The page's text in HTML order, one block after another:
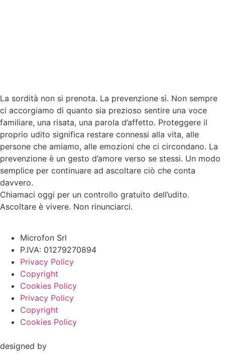
La sordità non si prenota. La prevenzione sì. Non sempre
ci accorgiamo di quanto sia prezioso sentire una voce
familiare, una risata, una parola d’affetto. Proteggere il
proprio udito significa restare connessi alla vita, alle
persone che amiamo, alle emozioni che ci circondano. La
prevenzione è un gesto d’amore verso se stessi. Un modo
semplice per continuare ad ascoltare ciò che conta
davvero.
Chiamaci oggi per un controllo gratuito dell’udito.
Ascoltare è vivere. Non rinunciarci.
Microfon Srl
P.IVA: 01279270894
Privacy Policy
Copyright
Cookies Policy
Privacy Policy
Copyright
Cookies Policy
designed by